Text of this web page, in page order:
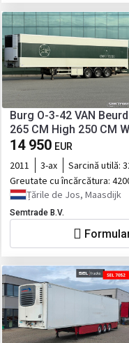
Burg O-3-42 VAN
265 CM High 250 CM
14 950 EUR
2011 3-ax Sarcină utilă:
Greutate cu încărcătura:
Țările de Jos, Maasdijk
Semtrade B.V.